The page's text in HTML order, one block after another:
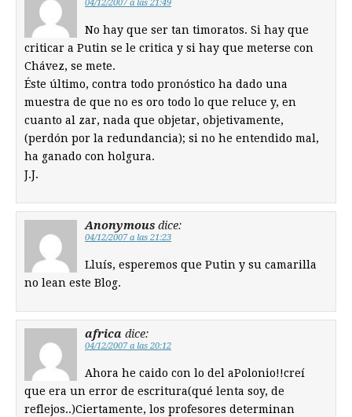
04/12/2007 a las 21:49
No hay que ser tan timoratos. Si hay que
criticar a Putin se le critica y si hay que meterse con
Chávez, se mete.
Éste último, contra todo pronóstico ha dado una
muestra de que no es oro todo lo que reluce y, en
cuanto al zar, nada que objetar, objetivamente,
(perdón por la redundancia); si no he entendido mal,
ha ganado con holgura.
J.J.
Anonymous dice:
04/12/2007 a las 21:23
Lluís, esperemos que Putin y su camarilla
no lean este Blog.
africa dice:
04/12/2007 a las 20:12
Ahora he caido con lo del aPolonio!!creí
que era un error de escritura(qué lenta soy, de
reflejos..)Ciertamente, los profesores determinan